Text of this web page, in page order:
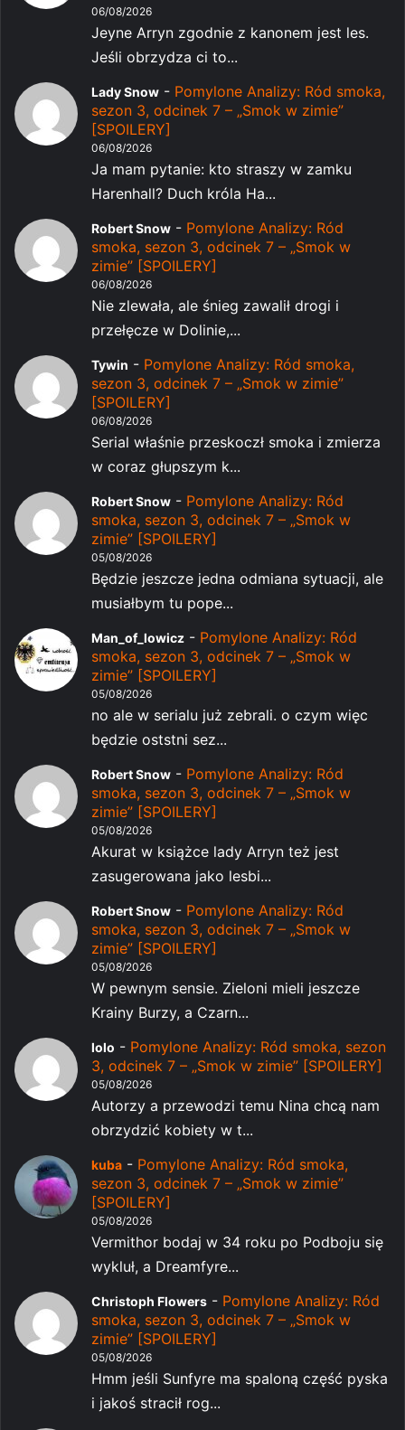
06/08/2026
Jeyne Arryn zgodnie z kanonem jest les.
Jeśli obrzydza ci to...
Lady Snow - Pomylone Analizy: Ród smoka,
sezon 3, odcinek 7 – „Smok w zimie”
[SPOILERY]
06/08/2026
Ja mam pytanie: kto straszy w zamku
Harenhall? Duch króla Ha...
Robert Snow - Pomylone Analizy: Ród
smoka, sezon 3, odcinek 7 – „Smok w
zimie” [SPOILERY]
06/08/2026
Nie zlewała, ale śnieg zawalił drogi i
przełęcze w Dolinie,...
Tywin - Pomylone Analizy: Ród smoka,
sezon 3, odcinek 7 – „Smok w zimie”
[SPOILERY]
06/08/2026
Serial właśnie przeskoczł smoka i zmierza
w coraz głupszym k...
Robert Snow - Pomylone Analizy: Ród
smoka, sezon 3, odcinek 7 – „Smok w
zimie” [SPOILERY]
05/08/2026
Będzie jeszcze jedna odmiana sytuacji, ale
musiałbym tu pope...
Man_of_lowicz - Pomylone Analizy: Ród
smoka, sezon 3, odcinek 7 – „Smok w
zimie” [SPOILERY]
05/08/2026
no ale w serialu już zebrali. o czym więc
będzie oststni sez...
Robert Snow - Pomylone Analizy: Ród
smoka, sezon 3, odcinek 7 – „Smok w
zimie” [SPOILERY]
05/08/2026
Akurat w książce lady Arryn też jest
zasugerowana jako lesbi...
Robert Snow - Pomylone Analizy: Ród
smoka, sezon 3, odcinek 7 – „Smok w
zimie” [SPOILERY]
05/08/2026
W pewnym sensie. Zieloni mieli jeszcze
Krainy Burzy, a Czarn...
lolo - Pomylone Analizy: Ród smoka, sezon
3, odcinek 7 – „Smok w zimie” [SPOILERY]
05/08/2026
Autorzy a przewodzi temu Nina chcą nam
obrzydzić kobiety w t...
kuba - Pomylone Analizy: Ród smoka,
sezon 3, odcinek 7 – „Smok w zimie”
[SPOILERY]
05/08/2026
Vermithor bodaj w 34 roku po Podboju się
wykluł, a Dreamfyre...
Christoph Flowers - Pomylone Analizy: Ród
smoka, sezon 3, odcinek 7 – „Smok w
zimie” [SPOILERY]
05/08/2026
Hmm jeśli Sunfyre ma spaloną część pyska
i jakoś stracił rog...